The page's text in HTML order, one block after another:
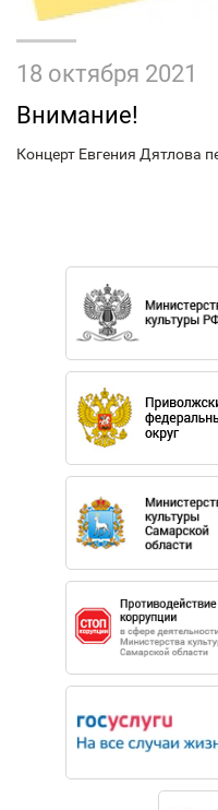
18 октября 2021
Внимание!
Концерт Евгения Дятлова